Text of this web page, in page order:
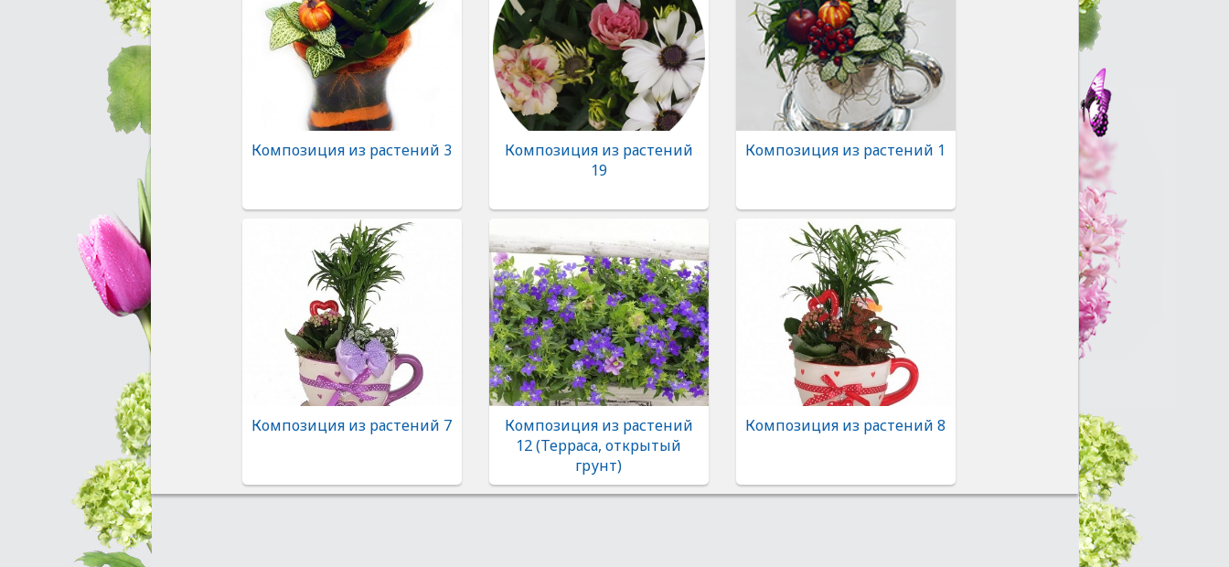
Композиция из растений 3
Композиция из растений
19
Композиция из растений 1
Композиция из растений 7
Композиция из растений
12 (Терраса, открытый
грунт)
Композиция из растений 8